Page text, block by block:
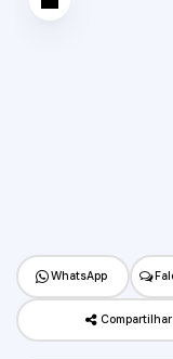
WhatsApp
Compartilhar